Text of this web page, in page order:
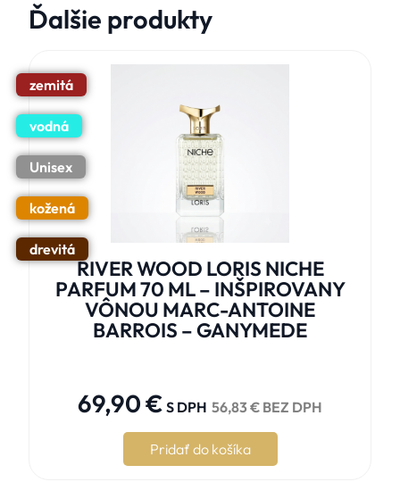
Ďalšie produkty
zemitá
vodná
Unisex
kožená
drevitá
RIVER WOOD LORIS NICHE
PARFUM 70 ML – INŠPIROVANY
VÔNOU MARC-ANTOINE
BARROIS – GANYMEDE
69,90€ S DPH 56,83 € BEZ DPH
Pridať do košíka